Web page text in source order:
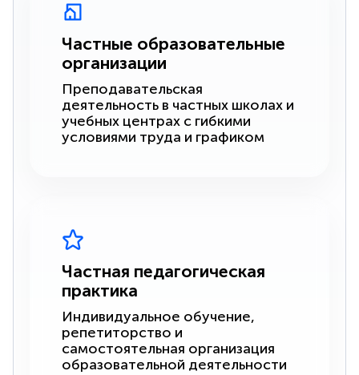
Частные образовательные
организации
Преподавательская
деятельность в частных школах и
учебных центрах с гибкими
условиями труда и графиком
Частная педагогическая
практика
Индивидуальное обучение,
репетиторство и
самостоятельная организация
образовательной деятельности